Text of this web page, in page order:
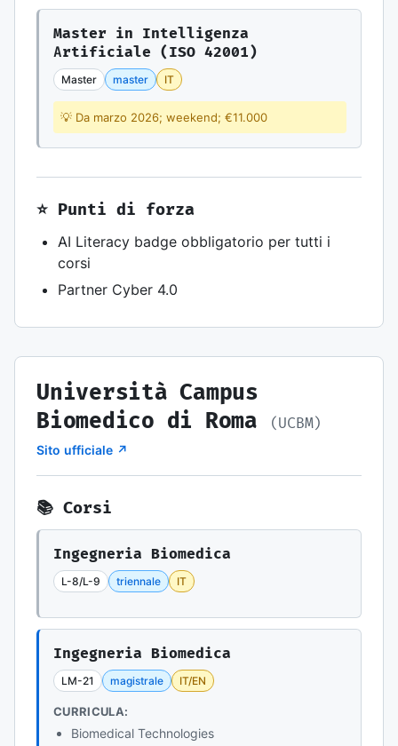
Master in Intelligenza
Artificiale (ISO 42001)
Master master IT
💡 Da marzo 2026; weekend; €11.000
⭐ Punti di forza
AI Literacy badge obbligatorio per tutti i
corsi
Partner Cyber 4.0
Università Campus
Biomedico di Roma
(UCBM)
Sito ufficiale ↗
📚 Corsi
Ingegneria Biomedica
L-8/L-9 triennale IT
Ingegneria Biomedica
LM-21 magistrale IT/EN
CURRICULA:
Biomedical Technologies